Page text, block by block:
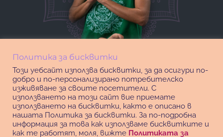
Политика за бисквитки
Този уебсайт използва бисквитки, за да осигури по-
добро и по-персонализирано потребителско
изживяване за своите посетители. С
използването на този сайт вие приемате
използването на бисквитки, както е описано в
нашата Политика за бисквитки. За по-подробна
информация за това как използваме бисквитките и
как те работят, моля, вижте Политиката за